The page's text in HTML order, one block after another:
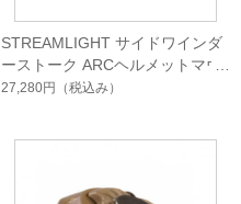
STREAMLIGHT サイドワインダ
ーストーク ARCヘルメットマウ
ント付
27,280円 （税込み）